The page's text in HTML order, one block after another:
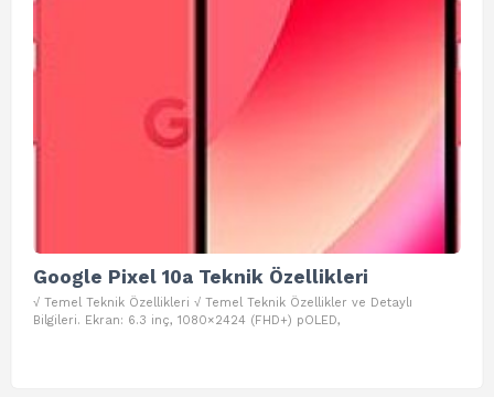
Google Pixel 10a Teknik Özellikleri
√ Temel Teknik Özellikleri √ Temel Teknik Özellikler ve Detaylı
Bilgileri. Ekran: 6.3 inç, 1080×2424 (FHD+) pOLED,